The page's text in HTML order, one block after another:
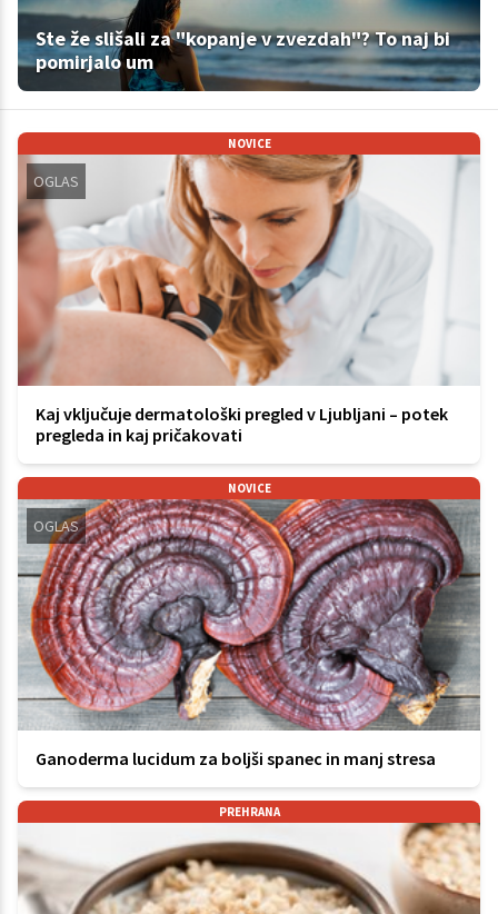
Ste že slišali za "kopanje v zvezdah"? To naj bi
pomirjalo um
NOVICE
OGLAS
Kaj vključuje dermatološki pregled v Ljubljani – potek
pregleda in kaj pričakovati
NOVICE
OGLAS
Ganoderma lucidum za boljši spanec in manj stresa
PREHRANA